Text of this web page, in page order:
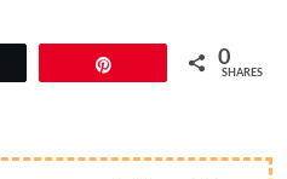
0
SHARES